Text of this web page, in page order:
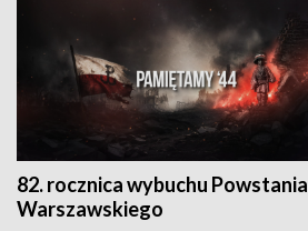
82. rocznica wybuchu Powstania
Warszawskiego